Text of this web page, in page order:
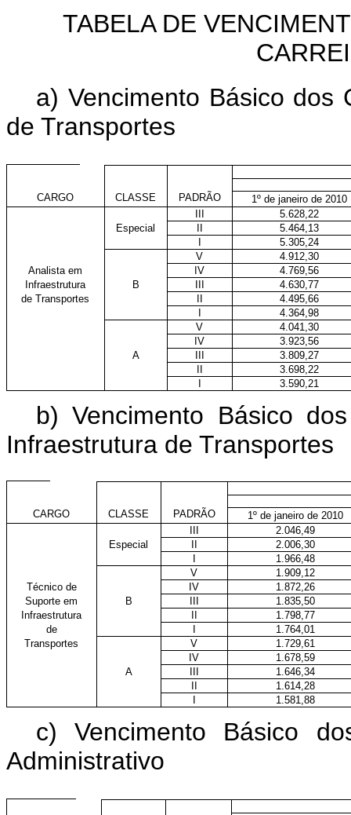
TABELA DE
a) Vencimento Básico dos
de Transportes
CARGO CLASSE PADRÃO
1º de janeiro de 2010
III
5.628,22
Especial
II
5.464,13
I
5.305,24
V
4.912,30
Analista em
IV
4.769,56
Infraestrutura
B III
4.630,77
de Transportes
II
4.495,66
I
4.364,98
V
4.041,30
IV
3.923,56
A
III
3.809,27
II
3.698,22
I
3.590,21
b) Vencimento Básico
Infraestrutura de Transportes
CARGO CLASSE PADRÃO
1º de janeiro de 2010
III
2.046,49
Especial
II
2.006,30
I
1.966,48
V
1.909,12
Técnico de
IV
1.872,26
Suporte em
B III
1.835,50
Infraestrutura
II
1.798,77
de
I
1.764,01
Transportes
V
1.729,61
IV
1.678,59
A
III
1.646,34
II
1.614,28
I
1.581,88
c) Vencimento Básico
Administrativo